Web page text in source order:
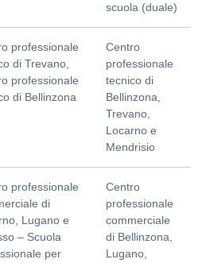
scuola (duale)
professionale
di Trevano,
professionale
di Bellinzona
Centro
professionale
tecnico di
Bellinzona,
Trevano,
Locarno e
Mendrisio
professionale
di
Lugano e
– Scuola
per
Centro
professionale
commerciale
di Bellinzona,
Lugano,